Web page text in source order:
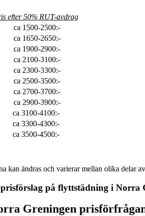
efter 50% RUT-avdrag
ca 1500-2500:-
ca 1650-2650:-
ca 1900-2900:-
ca 2100-3100:-
ca 2300-3300:-
ca 2500-3500:-
ca 2700-3700:-
ca 2900-3900:-
ca 3100-4100:-
ca 3300-4300:-
ca 3500-4500:-
kan ändras och varierar mellan olika delar
på flyttstädning i Norra
Greningen